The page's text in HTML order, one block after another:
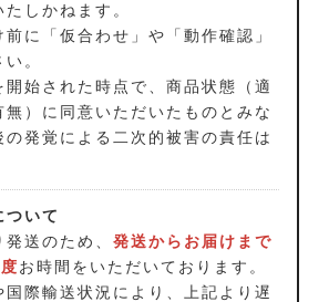
しかねます。
前に「仮合わせ」や「動作確認」
。
開始された時点で、商品状態（適
無）に同意いただいたものとみな
の発覚による二次的被害の責任は
いて
送のため、 発送からお届けまで
お時間をいただいております。
国際輸送状況により、上記より遅